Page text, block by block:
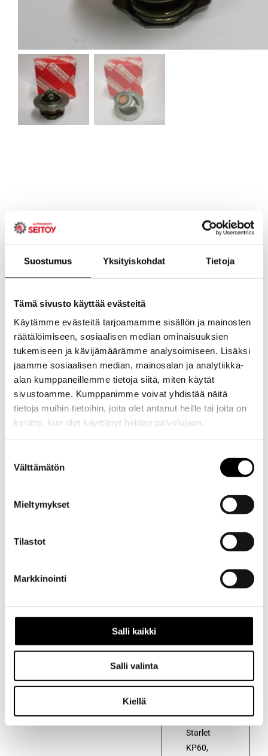
Suostumus Yksityiskohdat Tietoja
Tämä sivusto käyttää evästeitä
Käytämme evästeitä tarjoamamme sisällön ja mainosten
räätälöimiseen, sosiaalisen median ominaisuuksien
tukemiseen ja kävijämäärämme analysoimiseen. Lisäksi
jaamme sosiaalisen median, mainosalan ja analytiikka-
alan kumppaneillemme tietoja siitä, miten käytät
sivustoamme. Kumppanimme voivat yhdistää näitä
tietoja muihin tietoihin, joita olet antanut heille tai joita on
kerätty, kun olet käyttänyt heidän palvelujaan.
valinta
Välttämätön
Mieltymykset
Tilastot
Markkinointi
Salli kaikki
Salli valinta
Kiellä
Kuvaus
Alkuperäinen
astetta)
Toyota
Starlet
KP60,